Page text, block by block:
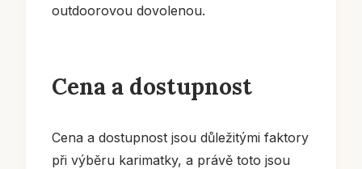
outdoorovou dovolenou.
Cena a dostupnost
Cena a dostupnost jsou důležitými faktory
při výběru karimatky, a právě toto jsou